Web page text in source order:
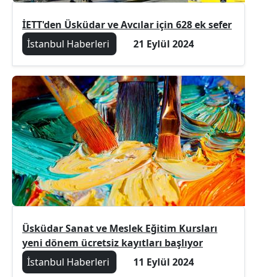
İETT'den Üsküdar ve Avcılar için 628 ek sefer
İstanbul Haberleri
21 Eylül 2024
Üsküdar Sanat ve Meslek Eğitim Kursları
yeni dönem ücretsiz kayıtları başlıyor
İstanbul Haberleri
11 Eylül 2024